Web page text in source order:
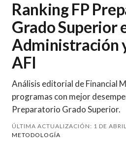
Ranking FP
Grado Superior
Administración
AFI
Análisis editorial de Financial
programas con mejor
Preparatorio Grado Superior.
ÚLTIMA ACTUALIZACIÓN: 1 DE
METODOLOGÍA